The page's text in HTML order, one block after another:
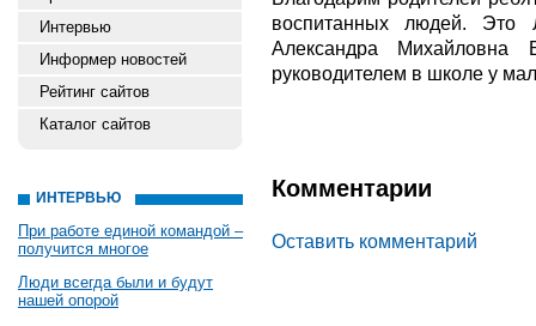
Интервью
Информер новостей
Рейтинг сайтов
Каталог сайтов
ИНТЕРВЬЮ
При работе единой командой –
получится многое
Люди всегда были и будут
нашей опорой
воспитанных людей. Это
Александра
руководителем в школе у
Комментарии
Оставить комментарий